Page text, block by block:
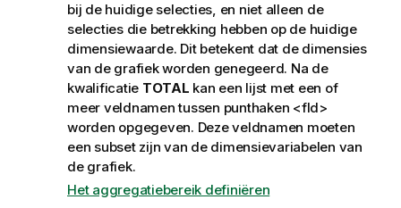
bij de huidige selecties, en niet alleen de
selecties die betrekking hebben op de huidige
dimensiewaarde. Dit betekent dat de dimensies
van de grafiek worden genegeerd. Na de
kwalificatie TOTAL kan een lijst met een of
meer veldnamen tussen punthaken <fld>
worden opgegeven. Deze veldnamen moeten
een subset zijn van de dimensievariabelen van
de grafiek.
Het aggregatiebereik definiëren